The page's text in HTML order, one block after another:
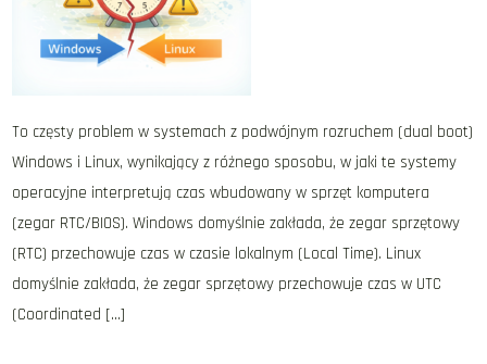
To częsty problem w systemach z podwójnym rozruchem (dual boot)
Windows i Linux, wynikający z różnego sposobu, w jaki te systemy
operacyjne interpretują czas wbudowany w sprzęt komputera
(zegar RTC/BIOS). Windows domyślnie zakłada, że zegar sprzętowy
(RTC) przechowuje czas w czasie lokalnym (Local Time). Linux
domyślnie zakłada, że zegar sprzętowy przechowuje czas w UTC
(Coordinated […]